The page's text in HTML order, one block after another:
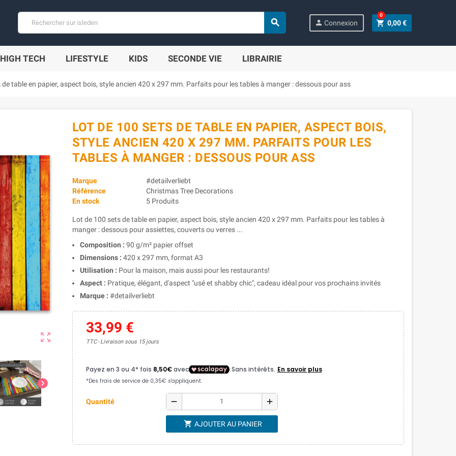
 person Connexion shopping_cart 0,00 €
0
HIGH TECH LIFESTYLE KIDS SECONDE VIE LIBRAIRIE
table en papier, aspect bois, style ancien 420 x 297 mm. Parfaits pour les tables à manger : dessous pour ass
zoom_out_map
chevron_right
LOT DE 100 SETS DE TABLE EN PAPIER, ASPECT BOIS,
STYLE ANCIEN 420 X 297 MM. PARFAITS POUR LES
TABLES À MANGER : DESSOUS POUR ASS
Marque
#detailverliebt
Référence
Christmas Tree Decorations
En stock
5 Produits
Lot de 100 sets de table en papier, aspect bois, style ancien 420 x 297 mm. Parfaits pour les tables à
manger : dessous pour assiettes, couverts ou verres ...
Composition : 90 g/m² papier offset
Dimensions : 420 x 297 mm, format A3
Utilisation : Pour la maison, mais aussi pour les restaurants!
Aspect : Pratique, élégant, d'aspect "usé et shabby chic", cadeau idéal pour vos prochains invités
Marque : #detailverliebt
33,99 €
TTC Livraison sous 15 jours
Quantité remove add
shopping_cart AJOUTER AU PANIER